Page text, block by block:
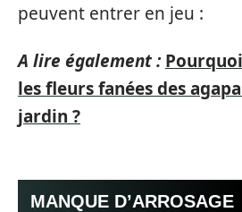
peuvent entrer en jeu :
A lire également :
les fleurs fanées des
jardin ?
MANQUE D’ARROSAGE